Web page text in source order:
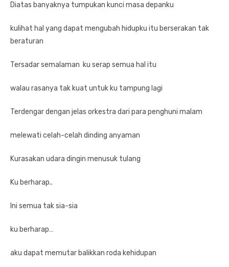
Diatas banyaknya tumpukan kunci masa depanku
kulihat hal yang dapat mengubah hidupku itu berserakan tak
beraturan
Tersadar semalaman ku serap semua hal itu
walau rasanya tak kuat untuk ku tampung lagi
Terdengar dengan jelas orkestra dari para penghuni malam
melewati celah-celah dinding anyaman
Kurasakan udara dingin menusuk tulang
Ku berharap..
Ini semua tak sia-sia
ku berharap…
aku dapat memutar balikkan roda kehidupan